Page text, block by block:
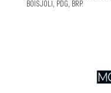
BOISJOLI, PDG, BRP.